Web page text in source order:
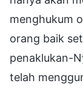
menghukum
orang baik
penaklukan-
telah